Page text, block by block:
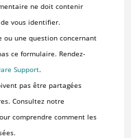
ne doit contenir
vous identifier.
une question concernant
ce formulaire. Rendez-
Support.
pas être partagées
Consultez notre
comprendre comment les